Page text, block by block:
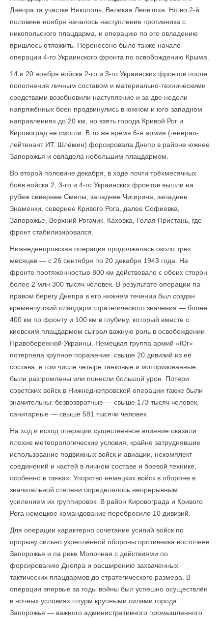
Днепра та участке Никополь, Великая Лепетпха. Но во 2-й
половине ноября началось наступление противника с
никопольского плацдарма, и операцию по его овладению
пришлось отложить. Перенесено было также начало
операции 4-го Украинского фронта по освобождению Крыма.
14 и 20 ноября войска 2-го и 3-го Украинских фронтов после
пополнения личным составом и материально-техническими
средствами возобновили наступление и за две недели
напряжённых боен продвинулись в южном и юго-западном
направлениях до 20 км, но взять города Кривой Рог и
Кировоград не смогли. В то же время 6-я армия (генерал-
лейтенант ИТ. Шлёмин) форсировала Днепр в районе южнее
Запорожья и овладела небольшим плацдармом.
Во второй половине декабря, в ходе почти трёхмесячных
боёв войска 2, 3-го и 4-го Украинских фронтов вышли на
рубеж севернее Смелы, западнее Чигирина, западнее
Знаменки, севернее Кривого Рога, далее Софиевка,
Запорожье, Верхний Рогачик. Каховка, Голая Пристань, где
фронт стабилизировался.
Нижнеднепровская операция продолжалась около трех
месяцев — с 26 сентября по 20 декабря 1943 года. На
фронте протяженностью 800 км действовало с обеих сторон
более 2 млн 300 тысяч человек. В результате операции па
правом берегу Днепра в его нижнем течении был создан
кременчугский плацдарм стратегического значения — более
400 км по фронту и 100 км в глубину, который вместе с
киевским плацдармом сыграл важную роль в освобождении
Правобережной Украины. Немецкая группа армий «Юг»
потерпела крупное поражение: свыше 20 дивизий из её
состава, в том числе четыре танковые и моторизованные,
были разгромлены или понесли большой урон. Потери
советских войск в Нижнеднепровской операции также были
значительны: безвозвратные — свыше 173 тысяч человек,
санитарные — свыше 581 тысячи человек.
На ход и исход операции существенное влияние оказали
плохие метеорологические условия, крайне затруднявшие
использование подвижных войск и авиации, некомплект
соединений и частей в личном составе и боевой технике,
особенно в танках. Упорство немецких войск в обороне в
значительной степени определялось непрерывным
усилением их группировок. В район Кировограда и Кривого
Рога немецкое командование перебросило 10 дивизий.
Для операции характерно сочетание усилий войск по
прорыву сильно укреп­лённой обороны противника восточнее
Запорожья и па реке Молочная с действиями по
форсированию Днепра и расширению захваченных
тактических плацдармов до стратегического размера. В
операции впервые за годы войны был успешно осуществлён
в ночных условиях штурм крупными силами города
Запорожья — важного административного промышленного